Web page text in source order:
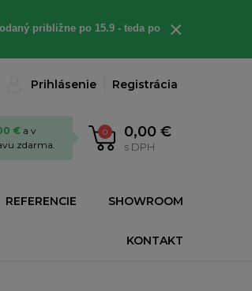
približne po 15.9 - teda po
×
Prihlásenie Registrácia
0 0,00 €
s DPH
€ a v
zdarma.
REFERENCIE SHOWROOM
KONTAKT